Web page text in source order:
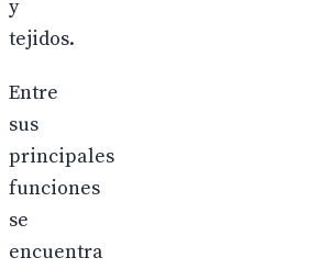
y
tejidos.
Entre
sus
principales
funciones
se
encuentra